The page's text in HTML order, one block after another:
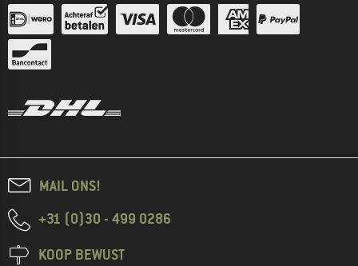
MAIL ONS!
+31 (0)30 - 499 0286
KOOP BEWUST